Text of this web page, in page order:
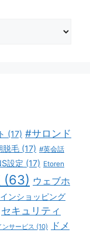
(17) #サロンド
脱毛 (17) #英会話
設定 (17) Etoren
(63) ウェブホ
ンショッピング
セキュリティ
ンサービス (10)
ドメ